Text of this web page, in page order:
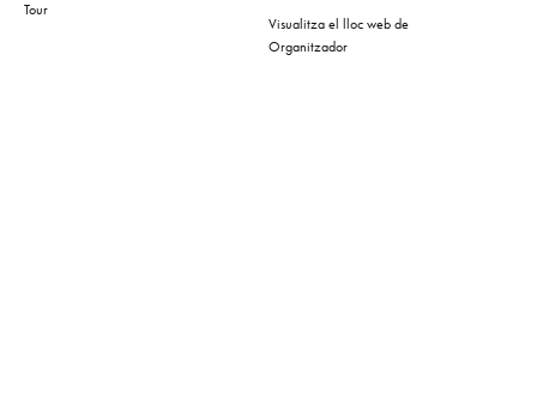
Tour
Visualitza el lloc web de
Organitzador